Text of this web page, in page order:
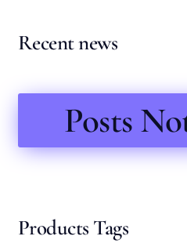
Recent news
Posts
Products Tags